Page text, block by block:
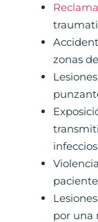
zonas
por una